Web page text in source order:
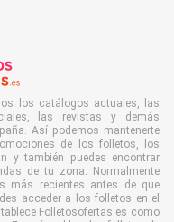
los catálogos actuales, las
las revistas y demás
Así podemos mantenerte
de los folletos, los
y también puedes encontrar
de tu zona. Normalmente
más recientes antes de que
acceder a los folletos en el
Folletosofertas.es como